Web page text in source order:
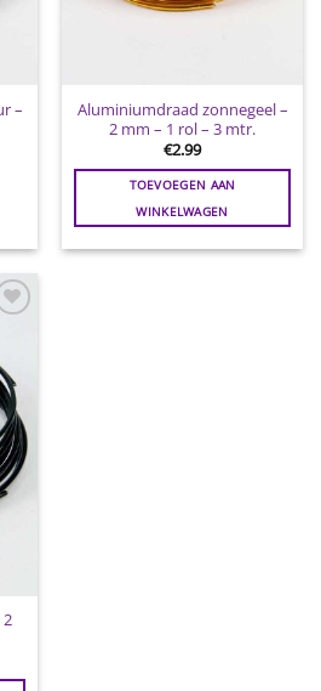
–
Aluminiumdraad zonnegeel –
2 mm – 1 rol – 3 mtr.
€2.99
TOEVOEGEN AAN
WINKELWAGEN